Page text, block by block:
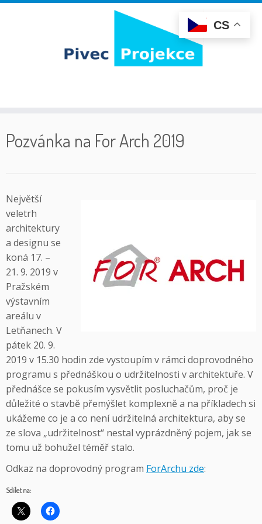
to
content
Pozvánka na For Arch 2019
Největší
veletrh
architektury
a designu se
koná 17. –
21. 9. 2019 v
Pražském
výstavním
areálu v
Letňanech. V
pátek 20. 9.
2019 v 15.30 hodin zde vystoupím v rámci doprovodného
programu s přednáškou o udržitelnosti v architektuře. V
přednášce se pokusím vysvětlit posluchačům, proč je
důležité o stavbě přemýšlet komplexně a na příkladech si
ukážeme co je a co není udržitelná architektura, aby se
ze slova „udržitelnost“ nestal vyprázdněný pojem, jak se
tomu už bohužel téměř stalo.
Odkaz na doprovodný program ForArchu zde:
Sdílet na:
CS